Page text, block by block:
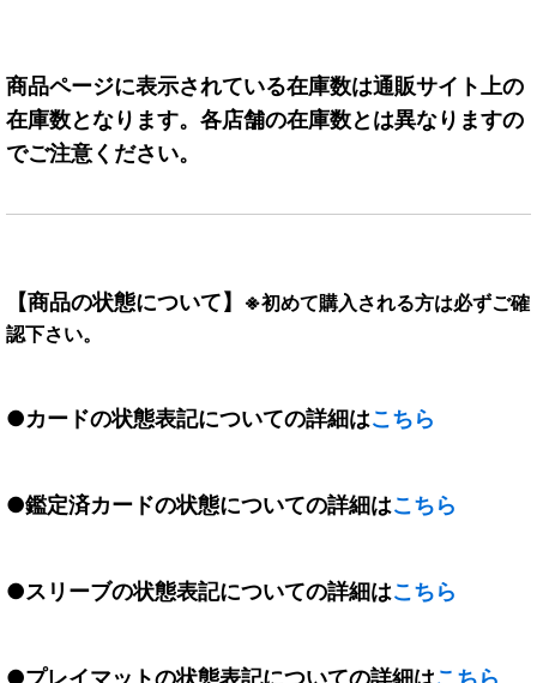
商品ページに表示されている在庫数は通販サイト上の
在庫数となります。各店舗の在庫数とは異なりますの
でご注意ください。
【商品の状態について】
※初めて購入される方は必ずご確
認下さい。
●カードの状態表記についての詳細はこちら
●鑑定済カードの状態についての詳細はこちら
●スリーブの状態表記についての詳細はこちら
●プレイマットの状態表記についての詳細はこちら